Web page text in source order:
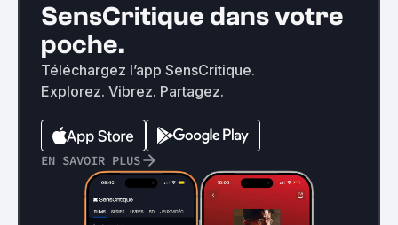
SensCritique dans votre
poche.
Téléchargez l’app SensCritique.
Explorez. Vibrez. Partagez.
EN SAVOIR PLUS